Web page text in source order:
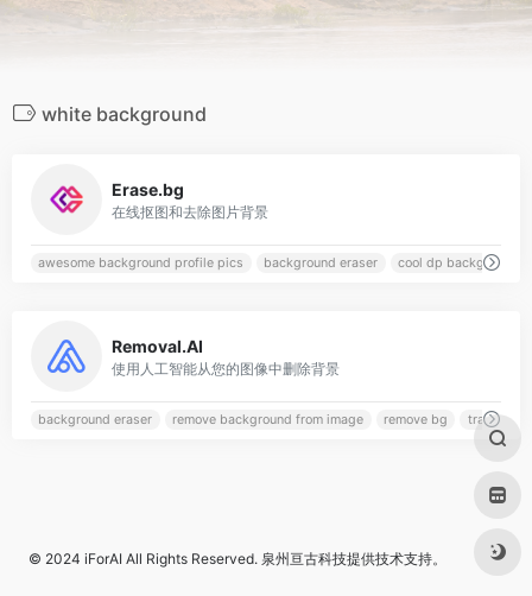
white background
Erase.bg
在线抠图和去除图片背景
awesome background profile pics background eraser cool dp background
Removal.AI
使用人工智能从您的图像中删除背景
background eraser remove background from image remove bg
© 2024 iForAI All Rights Reserved. 泉州亘古科技提供技术支持。